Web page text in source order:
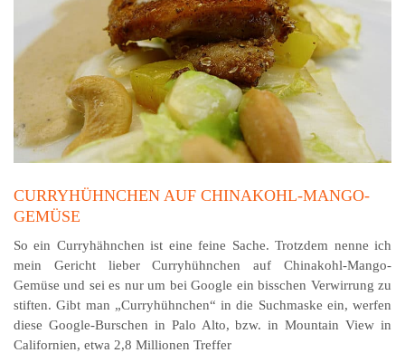
CURRYHÜHNCHEN AUF CHINAKOHL-MANGO-
GEMÜSE
So ein Curryhähnchen ist eine feine Sache. Trotzdem nenne ich
mein Gericht lieber Curryhühnchen auf Chinakohl-Mango-
Gemüse und sei es nur um bei Google ein bisschen Verwirrung zu
stiften. Gibt man „Curryhühnchen“ in die Suchmaske ein, werfen
diese Google-Burschen in Palo Alto, bzw. in Mountain View in
Californien, etwa 2,8 Millionen Treffer